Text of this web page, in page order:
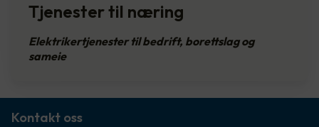
Tjenester til næring
Elektrikertjenester til bedrift, borettslag og
sameie
Kontakt oss